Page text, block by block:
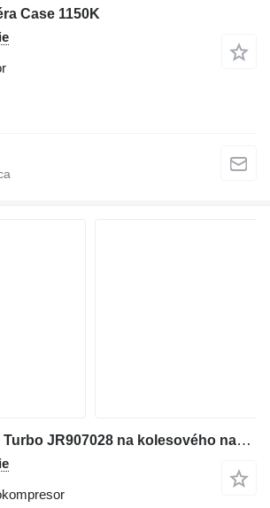
Case 1150K
Turbokompresor Turbo JR907028 na kolesového nakladača Case 621,680L,821,1085B,1085C,W14B